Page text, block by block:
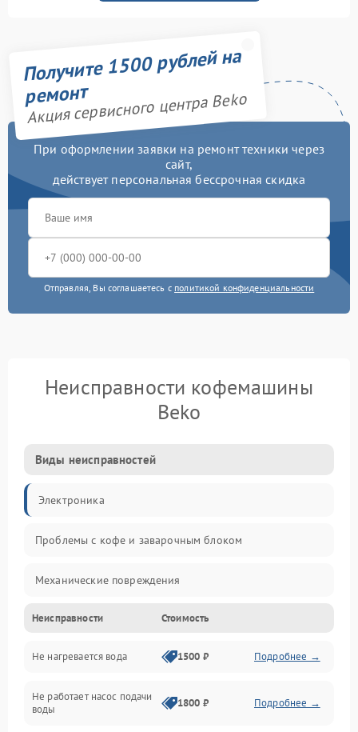
Получите 1500 рублей на
ремонт
Акция сервисного центра Beko
При оформлении заявки на ремонт техники через
сайт,
действует персональная бессрочная скидка
Отправляя, Вы соглашаетесь с политикой конфиденциальности
Неисправности кофемашины
Beko
Виды неисправностей
Электроника
Проблемы с кофе и заварочным блоком
Механические повреждения
Прочие неисправности
Включение и работа
Проблемы с водой
Неисправности Стоимость
Не нагревается вода 1500 ₽ Подробнее →
Не работает насос подачи
воды
1800 ₽ Подробнее →